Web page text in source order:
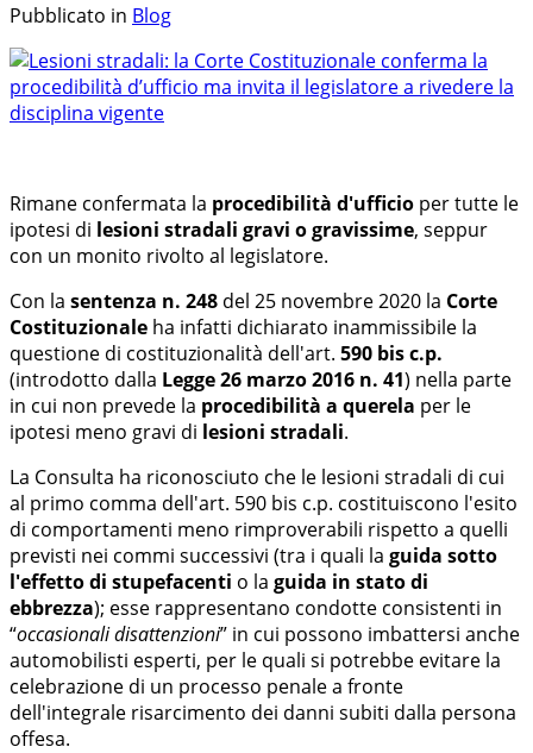
Pubblicato in Blog
Rimane confermata la procedibilità d'ufficio per tutte le
ipotesi di lesioni stradali gravi o gravissime, seppur
con un monito rivolto al legislatore.
Con la sentenza n. 248 del 25 novembre 2020 la Corte
Costituzionale ha infatti dichiarato inammissibile la
questione di costituzionalità dell'art. 590 bis c.p.
(introdotto dalla Legge 26 marzo 2016 n. 41) nella parte
in cui non prevede la procedibilità a querela per le
ipotesi meno gravi di lesioni stradali.
La Consulta ha riconosciuto che le lesioni stradali di cui
al primo comma dell'art. 590 bis c.p. costituiscono l'esito
di comportamenti meno rimproverabili rispetto a quelli
previsti nei commi successivi (tra i quali la guida sotto
l'effetto di stupefacenti o la guida in stato di
ebbrezza); esse rappresentano condotte consistenti in
“occasionali disattenzioni” in cui possono imbattersi anche
automobilisti esperti, per le quali si potrebbe evitare la
celebrazione di un processo penale a fronte
dell'integrale risarcimento dei danni subiti dalla persona
offesa.